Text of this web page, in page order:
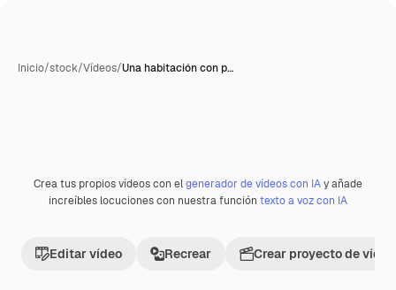
Inicio/stock/Vídeos/Una habitación con p…
PremiumGenerada con IA
Crea tus propios vídeos con elgenerador de vídeos con IAy añade
increíbles locuciones con nuestra función texto a voz con IA
Editar vídeo Recrear Crear proyecto de vídeo